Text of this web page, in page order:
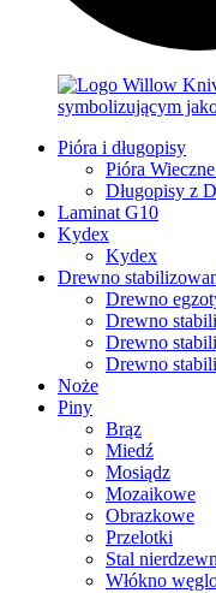
Pióra i długopisy
Pióra
Długopisy z
Laminat G10
Kydex
Kydex
Drewno
Drewno
Drewno
Drewno
Drewno
Noże
Piny
Brąz
Miedź
Mosiądz
Mozaikowe
Obrazkowe
Przelotki
Stal
Włókno